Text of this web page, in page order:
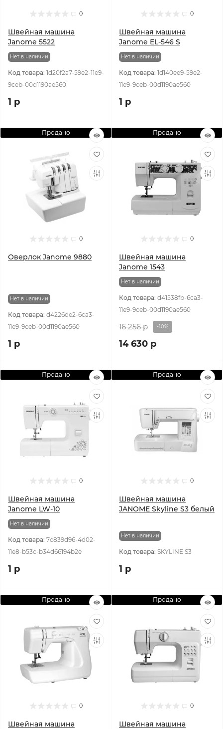
0
Швейная машина
Janome 5522
Нет в наличии
Код товара: 1d20f2a7-59e2-11e9-
9ceb-00d1190ae560
1 р
0
Швейная машина
Janome EL-546 S
Нет в наличии
Код товара: 1d140ee9-59e2-
11e9-9ceb-00d1190ae560
1 р
Продано
0
Оверлок Janome 9880
Нет в наличии
Код товара: d4226de2-6ca3-
11e9-9ceb-00d1190ae560
1 р
Продано
0
Швейная машина
Janome 1543
Нет в наличии
Код товара: d41538fb-6ca3-
11e9-9ceb-00d1190ae560
16 256 р -10%
14 630 р
Продано
0
Швейная машина
Janome LW-10
Нет в наличии
Код товара: 7c839d96-4d02-
11e8-b53c-b34d66194b2e
1 р
Продано
0
Швейная машина
JANOME Skyline S3 белый
Нет в наличии
Код товара: SKYLINE S3
1 р
Продано
0
Швейная машина
Продано
0
Швейная машина